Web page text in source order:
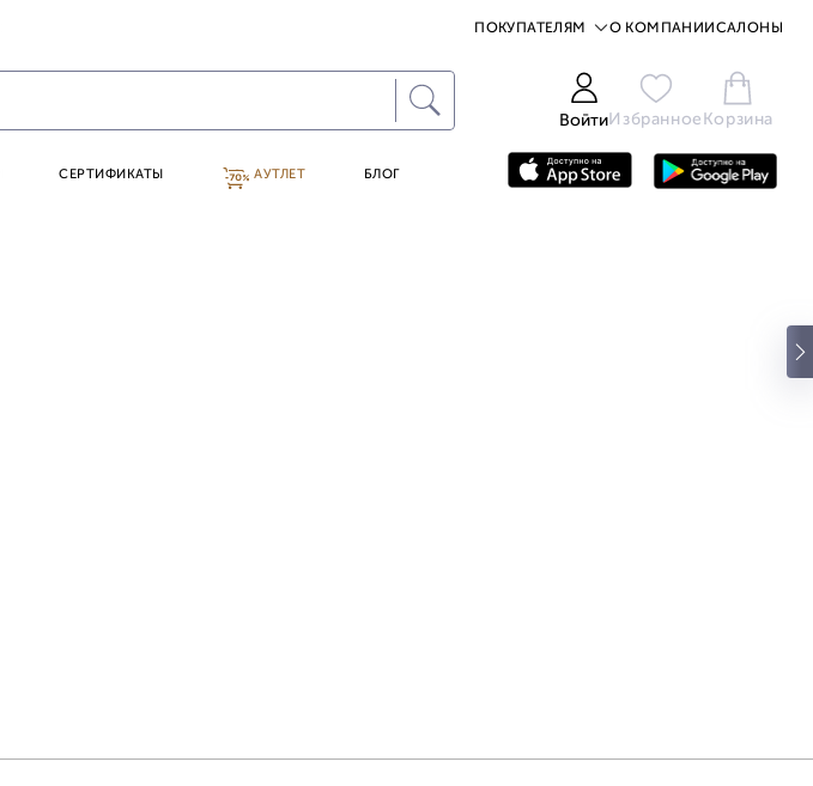
ПОКУПАТЕЛЯМ О КОМПАНИИ САЛОНЫ
ВойтиИзбранное Корзина
СЕРТИФИКАТЫ АУТЛЕТ БЛОГ